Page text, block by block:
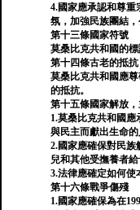
4.國家應承認和尊
氛，加強民族團結
第十三條國家符號
莫桑比克共和國的標
第十四條古老的抵抗
莫桑比克共和國應
的抵抗。
第十五條國家解放
1.莫桑比克共和國
與民主而獻出生命的
2.國家應確保對民
兒和其他受撫養者給
3.法律應確定如何使
第十六條戰爭傷殘
1.國家應確保為在